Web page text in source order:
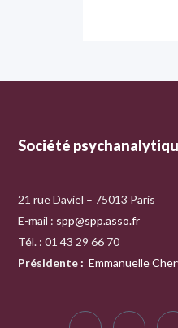
Société
21 rue Daviel – 75013 Paris
E-mail : spp@spp.asso.fr
Tél. : 01 43 29 66 70
Présidente : Emmanuelle